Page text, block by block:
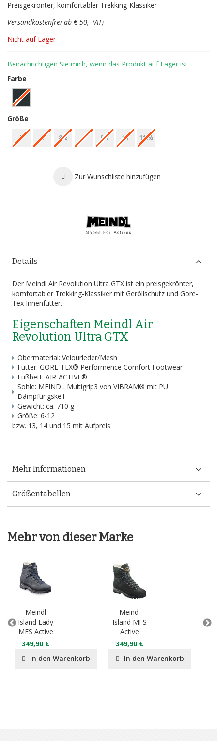
Preisgekrönter, komfortabler Trekking-Klassiker
Versandkostenfrei ab € 50,- (AT)
Nicht auf Lager
Benachrichtigen Sie mich, wenn das Produkt auf Lager ist
Farbe
Größe
7 8 8½ 9 9½ 11 11.½
Zur Wunschliste hinzufügen
Details
Der Meindl Air Revolution Ultra GTX ist ein preisgekrönter,
komfortabler Trekking-Klassiker mit Geröllschutz und Gore-
Tex Innenfutter.
Eigenschaften Meindl Air
Revolution Ultra GTX
Obermaterial: Velourleder/Mesh
Futter: GORE-TEX® Performence Comfort Footwear
Fußbett: AIR-ACTIVE®
Sohle: MEINDL Multigrip3 von VIBRAM® mit PU
Dämpfungskeil
Gewicht: ca. 710 g
Größe: 6-12
bzw. 13, 14 und 15 mit Aufpreis
Mehr Informationen
Größentabellen
Mehr von dieser Marke
Meindl
Island Lady
MFS Active
349,90 €
In den Warenkorb
Meindl
Island MFS
Active
349,90 €
In den Warenkorb